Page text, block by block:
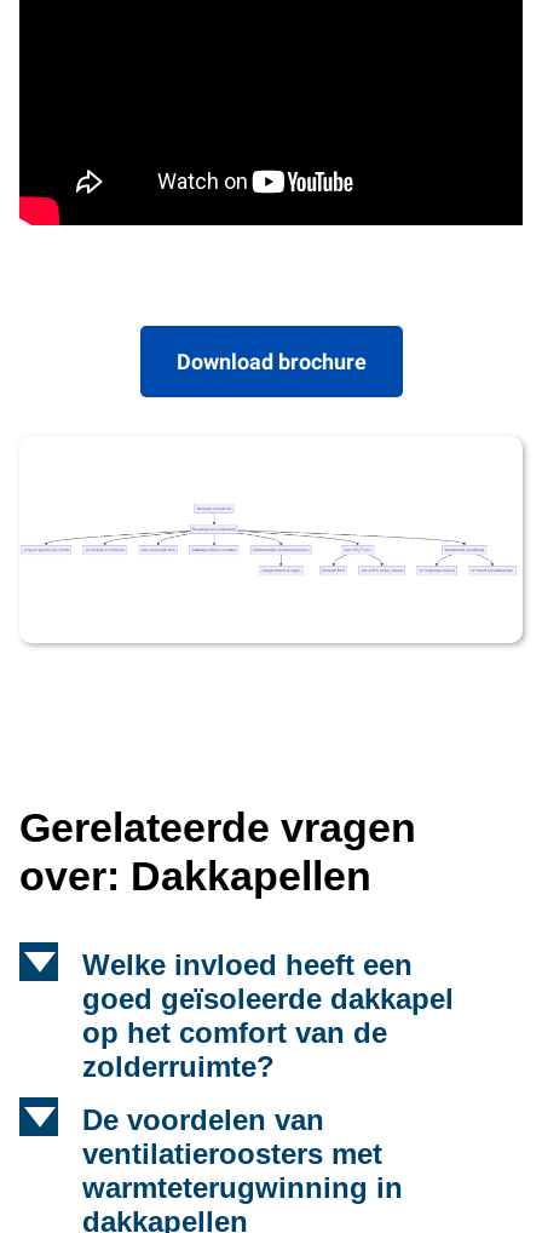
Download brochure
Gerelateerde vragen
over: Dakkapellen
d
Welke invloed heeft een
goed geïsoleerde dakkapel
op het comfort van de
zolderruimte?
d
De voordelen van
ventilatieroosters met
warmteterugwinning in
dakkapellen